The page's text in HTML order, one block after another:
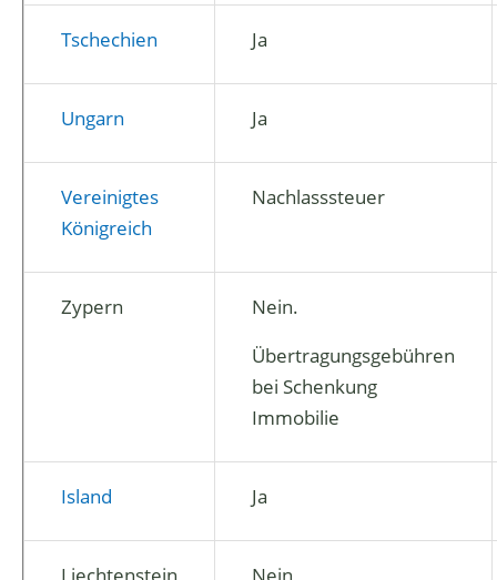
Tschechien Ja
Ungarn Ja
Vereinigtes
Königreich
Nachlasssteuer
Zypern
Nein.
Übertragungsgebühren
bei Schenkung
Immobilie
Island Ja